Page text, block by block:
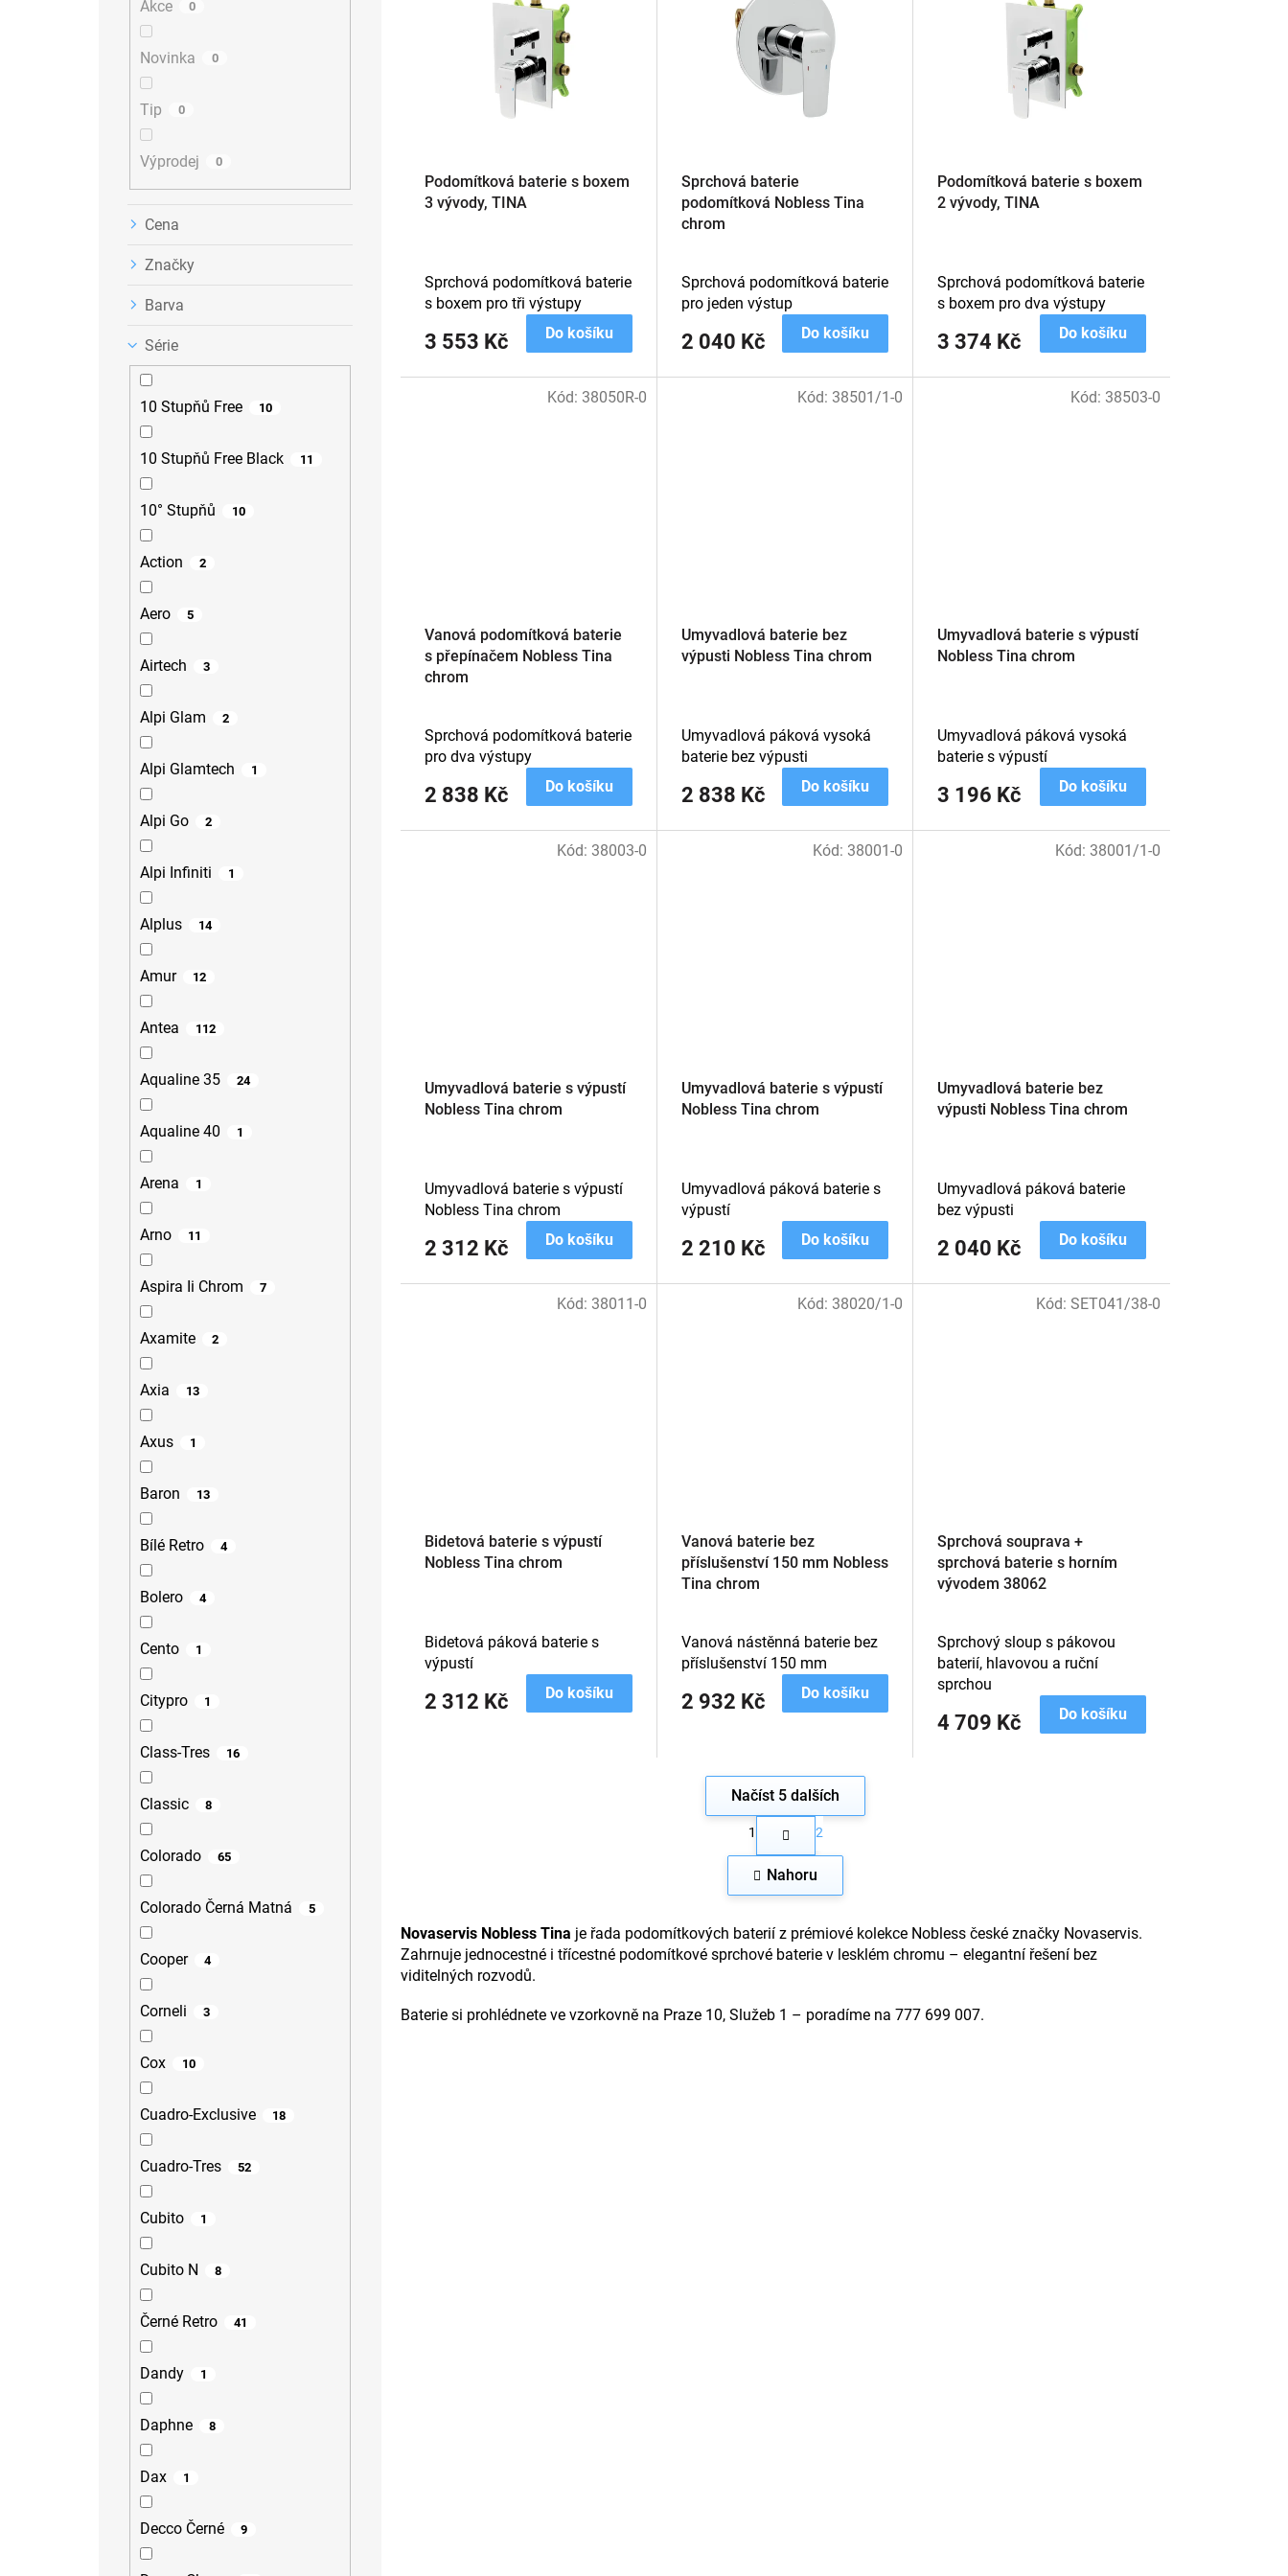
Akce 0
Novinka 0
Tip 0
Výprodej 0
Cena
Značky
Barva
Série
10 Stupňů Free 10
10 Stupňů Free Black 11
10° Stupňů 10
Action 2
Aero 5
Airtech 3
Alpi Glam 2
Alpi Glamtech 1
Alpi Go 2
Alpi Infiniti 1
Alplus 14
Amur 12
Antea 112
Aqualine 35 24
Aqualine 40 1
Arena 1
Arno 11
Aspira Ii Chrom 7
Axamite 2
Axia 13
Axus 1
Baron 13
Bílé Retro 4
Bolero 4
Cento 1
Citypro 1
Class-Tres 16
Classic 8
Colorado 65
Colorado Černá Matná 5
Cooper 4
Corneli 3
Cox 10
Cuadro-Exclusive 18
Cuadro-Tres 52
Cubito 1
Cubito N 8
Černé Retro 41
Dandy 1
Daphne 8
Dax 1
Decco Černé 9
Podomítková baterie s boxem
3 vývody, TINA
3 553 Kč Do košíku
Sprchová podomítková baterie
s boxem pro tři výstupy
Sprchová baterie
podomítková Nobless Tina
chrom
2 040 Kč Do košíku
Sprchová podomítková baterie
pro jeden výstup
Podomítková baterie s boxem
2 vývody, TINA
3 374 Kč Do košíku
Sprchová podomítková baterie
s boxem pro dva výstupy
Vanová podomítková baterie
s přepínačem Nobless Tina
chrom
2 838 Kč Do košíku
Sprchová podomítková baterie
pro dva výstupy
Kód: 38050R-0
Umyvadlová baterie bez
výpusti Nobless Tina chrom
2 838 Kč Do košíku
Umyvadlová páková vysoká
baterie bez výpusti
Kód: 38501/1-0
Umyvadlová baterie s výpustí
Nobless Tina chrom
3 196 Kč Do košíku
Umyvadlová páková vysoká
baterie s výpustí
Kód: 38503-0
Umyvadlová baterie s výpustí
Nobless Tina chrom
2 312 Kč Do košíku
Umyvadlová baterie s výpustí
Nobless Tina chrom
Kód: 38003-0
Umyvadlová baterie s výpustí
Nobless Tina chrom
2 210 Kč Do košíku
Umyvadlová páková baterie s
výpustí
Kód: 38001-0
Umyvadlová baterie bez
výpusti Nobless Tina chrom
2 040 Kč Do košíku
Umyvadlová páková baterie
bez výpusti
Kód: 38001/1-0
Bidetová baterie s výpustí
Nobless Tina chrom
2 312 Kč Do košíku
Bidetová páková baterie s
výpustí
Kód: 38011-0
Vanová baterie bez
příslušenství 150 mm Nobless
Tina chrom
2 932 Kč Do košíku
Vanová nástěnná baterie bez
příslušenství 150 mm
Kód: 38020/1-0
Sprchová souprava +
sprchová baterie s horním
vývodem 38062
4 709 Kč Do košíku
Sprchový sloup s pákovou
baterií, hlavovou a ruční
sprchou
Kód: SET041/38-0
O
v
l
á
a
c
r
v
Načíst 5 dalších
S
t
r
á
v
á
1 2
Nahoru
Novaservis Nobless Tina je řada podomítkových baterií z prémiové kolekce Nobless české značky Novaservis.
Zahrnuje jednocestné i třícestné podomítkové sprchové baterie v lesklém chromu – elegantní řešení bez
viditelných rozvodů.
Baterie si prohlédnete ve vzorkovně na Praze 10, Služeb 1 – poradíme na 777 699 007.